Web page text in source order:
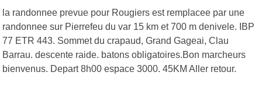
la randonnee prevue pour Rougiers est remplacee par une
randonnee sur Pierrefeu du var 15 km et 700 m denivele. IBP
77 ETR 443. Sommet du crapaud, Grand Gageai, Clau
Barrau. descente raide. batons obligatoires.Bon marcheurs
bienvenus. Depart 8h00 espace 3000. 45KM Aller retour.